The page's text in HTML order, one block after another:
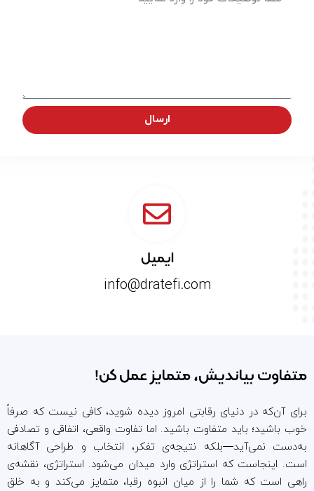
ارسال
ایمیل
info@dratefi.com
متفاوت بیاندیش، متمایز عمل کن!
برای آن‌که در دنیای رقابتی امروز دیده شوید، کافی نیست که صرفاً
خوب باشید؛ باید متفاوت باشید. اما تفاوت واقعی، اتفاقی و تصادفی
به‌دست نمی‌آید—بلکه نتیجه‌ی تفکر، انتخاب و طراحی آگاهانه
است. اینجاست که استراتژی وارد میدان می‌شود. استراتژی، نقشه‌ی
راهی است که شما را از میان انبوه رقبا، متمایز می‌کند و به خلق